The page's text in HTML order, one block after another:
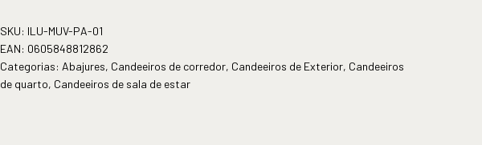
SKU: ILU-MUV-PA-01
EAN: 0605848812862
Categorias: Abajures, Candeeiros de corredor, Candeeiros de Exterior, Candeeiros
de quarto, Candeeiros de sala de estar